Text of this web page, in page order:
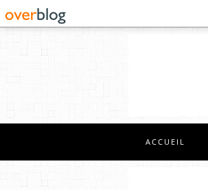
ACCUEIL